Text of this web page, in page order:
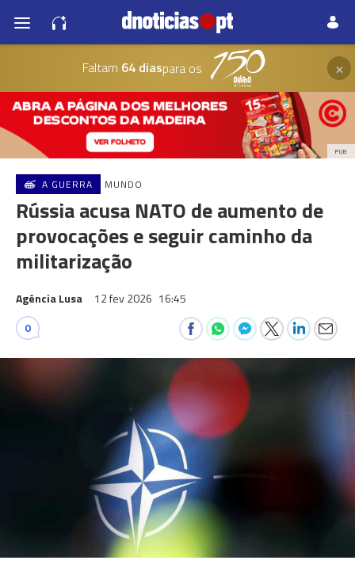
Faltam 64 diaspara os ×
PUB
A GUERRA MUNDO
Rússia acusa NATO de aumento de
provocações e seguir caminho da
militarização
Agência Lusa 12 fev 2026 16:45
0